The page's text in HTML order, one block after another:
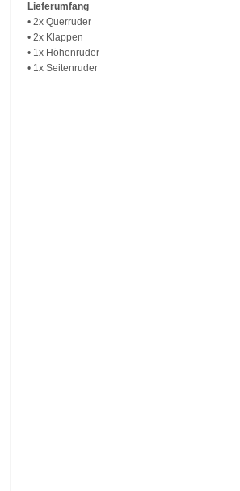
Lieferumfang
• 2x Querruder
• 2x Klappen
• 1x Höhenruder
• 1x Seitenruder